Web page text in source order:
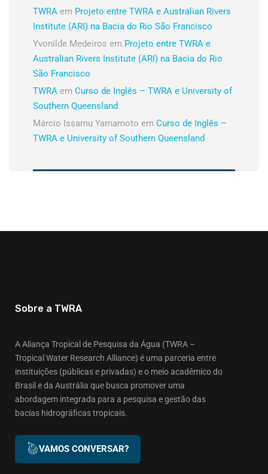
TWRA em Projeto entre TWRA e Australian Rivers
Institute (ARI) na Bacia do Rio São Francisco
Yvonilde Medeiros em Projeto entre TWRA e
Australian Rivers Institute (ARI) na Bacia do Rio
São Francisco
TWRA em Curso de Inglês – TWRA e University of
Southern Queensland
Márcio Issamu Yamamoto em Curso de Inglês –
TWRA e University of Southern Queensland
Sobre a TWRA
A Aliança Tropical de Pesquisa da Água (TWRA –
Tropical Water Research Alliance) é uma parceria entre
instituições (públicas e privadas) e o meio acadêmico do
Brasil e da Austrália que busca promover uma
abordagem integrada para a pesquisa e gestão das
bacias hidrográficas tropicais.
VAMOS CONVERSAR?